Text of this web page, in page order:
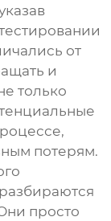
от
и
только
потерям.
просто